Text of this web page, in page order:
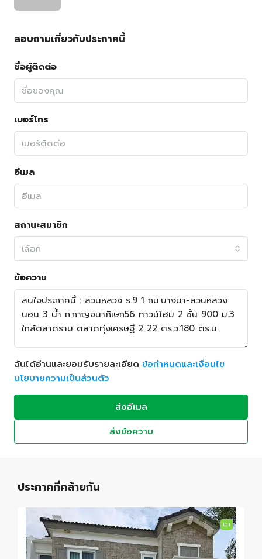
สอบถามเกี่ยวกับประกาศนี้
ชื่อผู้ติดต่อ
เบอร์โทร
อีเมล
สถานะสมาชิก
เลือก
ข้อความ
ฉันได้อ่านและยอมรับรายละเอียด ข้อกำหนดและเงื่อนไข
นโยบายความเป็นส่วนตัว
ส่งอีเมล
ส่งข้อความ
ประกาศที่คล้ายกัน
เช่า